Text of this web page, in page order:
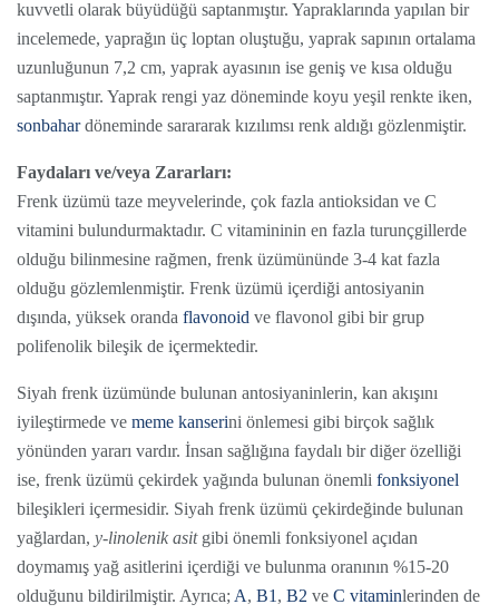
kuvvetli olarak büyüdüğü saptanmıştır. Yapraklarında yapılan bir
incelemede, yaprağın üç loptan oluştuğu, yaprak sapının ortalama
uzunluğunun 7,2 cm, yaprak ayasının ise geniş ve kısa olduğu
saptanmıştır. Yaprak rengi yaz döneminde koyu yeşil renkte iken,
sonbahardöneminde sarararak kızılımsı renk aldığı gözlenmiştir.
Faydaları ve/veya Zararları:
Frenk üzümü taze meyvelerinde, çok fazla antioksidan ve C
vitamini bulundurmaktadır. C vitamininin en fazla turunçgillerde
olduğu bilinmesine rağmen, frenk üzümününde 3-4 kat fazla
olduğu gözlemlenmiştir. Frenk üzümü içerdiği antosiyanin
dışında, yüksek oranda flavonoid ve flavonol gibi bir grup
polifenolik bileşik de içermektedir.
Siyah frenk üzümünde bulunan antosiyaninlerin, kan akışını
iyileştirmede ve meme kanserini önlemesi gibi birçok sağlık
yönünden yararı vardır. İnsan sağlığına faydalı bir diğer özelliği
ise, frenk üzümü çekirdek yağında bulunan önemli fonksiyonel
bileşikleri içermesidir. Siyah frenk üzümü çekirdeğinde bulunan
yağlardan, y-linolenik asitgibi önemli fonksiyonel açıdan
doymamış yağ asitlerini içerdiği ve bulunma oranının %15-20
olduğunu bildirilmiştir. Ayrıca;A, B1, B2 ve C vitaminlerinden de